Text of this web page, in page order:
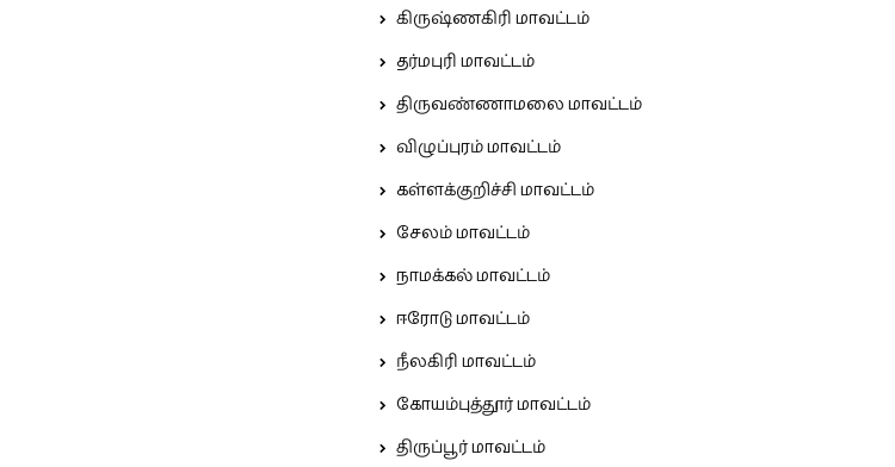
கிருஷ்ணகிரி மாவட்டம்
தர்மபுரி மாவட்டம்
திருவண்ணாமலை மாவட்டம்
விழுப்புரம் மாவட்டம்
கள்ளக்குறிச்சி மாவட்டம்
சேலம் மாவட்டம்
நாமக்கல் மாவட்டம்
ஈரோடு மாவட்டம்
நீலகிரி மாவட்டம்
கோயம்புத்தூர் மாவட்டம்
திருப்பூர் மாவட்டம்